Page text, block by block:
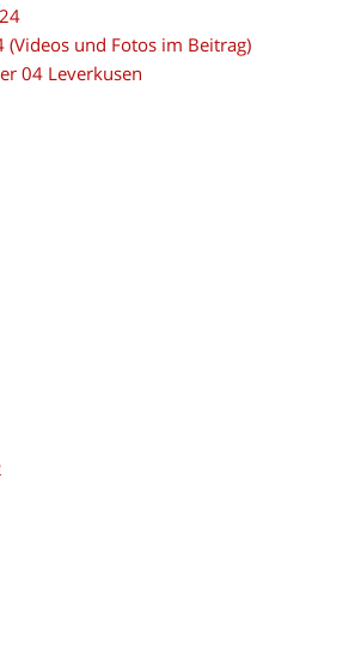
(Videos und Fotos im Beitrag)
04 Leverkusen